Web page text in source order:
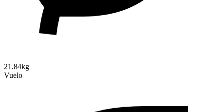
21.84kg
Vuelo